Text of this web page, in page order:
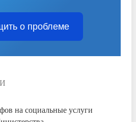
о проблеме
на социальные услуги